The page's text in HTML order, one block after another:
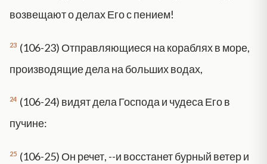
возвещают о делах Его с пением!
23 (106-23) Отправляющиеся на кораблях в море,
производящие дела на больших водах,
24 (106-24) видят дела Господа и чудеса Его в
пучине:
25 (106-25) Он речет, --и восстанет бурный ветер и